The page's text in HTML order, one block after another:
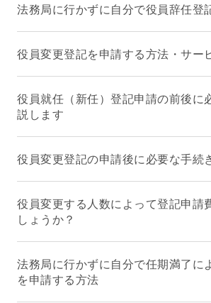
法務局に行かずに自分で役員辞任登
役員変更登記を申請する方法・サー
役員就任（新任）登記申請の前後に
説します
役員変更登記の申請後に必要な手続
役員変更する人数によって登記申請
しょうか？
法務局に行かずに自分で任期満了に
を申請する方法